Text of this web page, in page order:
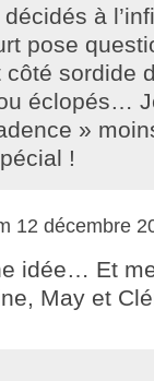
à
pose
côté sordide
éclopés…
»
!
12 décembre
idée… Et
May et